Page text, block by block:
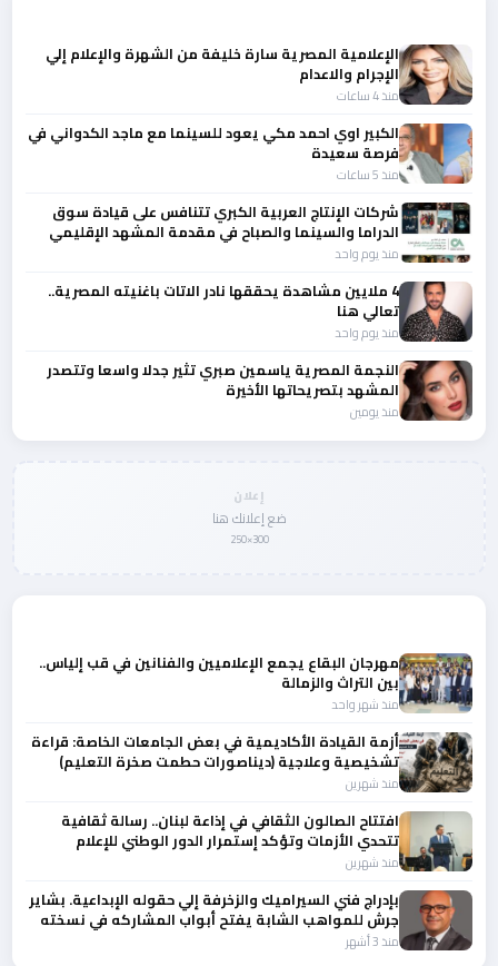
الإعلامية المصرية سارة خليفة من الشهرة والإعلام إلي
الإجرام والاعدام
منذ 4 ساعات
الكبير اوي احمد مكي يعود للسينما مع ماجد الكدواني في
فرصة سعيدة
منذ 5 ساعات
شركات الإنتاج العربية الكبري تتنافس على قيادة سوق
الدراما والسينما والصباح في مقدمة المشهد الإقليمي
منذ يوم واحد
4 ملايين مشاهدة يحققها نادر الاتات باغنيته المصرية..
تعالي هنا
منذ يوم واحد
النجمة المصرية ياسمين صبري تثير جدلا واسعا وتتصدر
المشهد بتصريحاتها الأخيرة
منذ يومين
إعلان
ضع إعلانك هنا
300×250
مهرجان البقاع يجمع الإعلاميين والفنانين في قب إلياس..
بين التراث والزمالة
منذ شهر واحد
أزمة القيادة الأكاديمية في بعض الجامعات الخاصة: قراءة
تشخيصية وعلاجية (ديناصورات حطمت صخرة التعليم)
منذ شهرين
افتتاح الصالون الثقافي في إذاعة لبنان.. رسالة ثقافية
تتحدي الأزمات وتؤكد إستمرار الدور الوطني للإعلام
الرسمي
منذ شهرين
بإدراج فني السيراميك والزخرفة إلي حقوله الإبداعية. بشاير
جرش للمواهب الشابة يفتح أبواب المشاركه في نسخته
13
منذ 3 أشهر